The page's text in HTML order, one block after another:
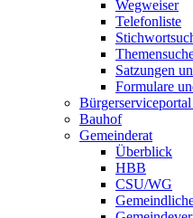
Wegweiser
Telefonliste
Satzungen
Formulare
Bauhof
Gemeinderat
Überblick
HBB
CSU/WG